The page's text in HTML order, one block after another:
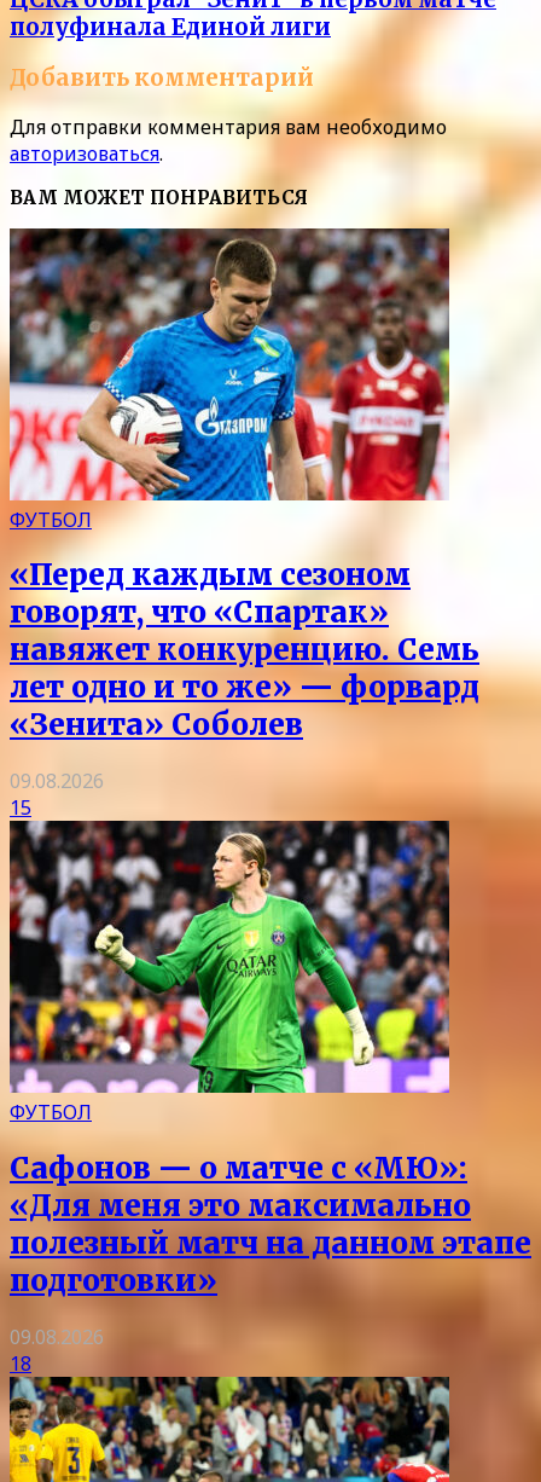
полуфинала Единой лиги
Добавить комментарий
Для отправки комментария вам необходимо
авторизоваться.
ВАМ МОЖЕТ ПОНРАВИТЬСЯ
ФУТБОЛ
«Перед каждым сезоном
говорят, что «Спартак»
навяжет конкуренцию. Семь
лет одно и то же» — форвард
«Зенита» Соболев
09.08.2026
15
ФУТБОЛ
Сафонов — о матче с «МЮ»:
«Для меня это максимально
полезный матч на данном этапе
подготовки»
09.08.2026
18